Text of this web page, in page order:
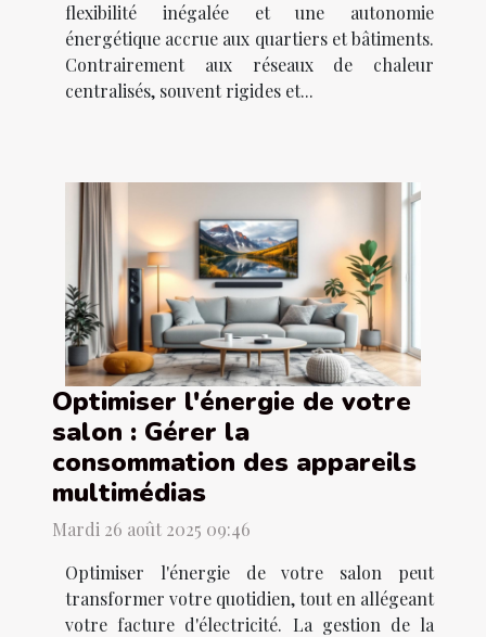
flexibilité inégalée et une autonomie
énergétique accrue aux quartiers et bâtiments.
Contrairement aux réseaux de chaleur
centralisés, souvent rigides et...
Optimiser l'énergie de votre
salon : Gérer la
consommation des appareils
multimédias
Mardi 26 août 2025 09:46
Optimiser l'énergie de votre salon peut
transformer votre quotidien, tout en allégeant
votre facture d'électricité. La gestion de la